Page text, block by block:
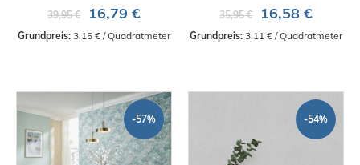
39,95 €
16,79 €
Grundpreis: 3,15 € / Quadratmeter
35,95 €
16,58 €
Grundpreis: 3,11 € / Quadratmeter
-57% -54%